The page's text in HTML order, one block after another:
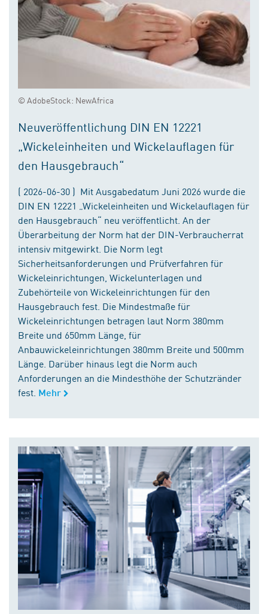
© AdobeStock: NewAfrica
Neuveröffentlichung DIN EN 12221
„Wickeleinheiten und Wickelauflagen für
den Hausgebrauch“
( 2026-06-30 ) Mit Ausgabedatum Juni 2026 wurde die
DIN EN 12221 „Wickeleinheiten und Wickelauflagen für
den Hausgebrauch“ neu veröffentlicht. An der
Überarbeitung der Norm hat der DIN-Verbraucherrat
intensiv mitgewirkt. Die Norm legt
Sicherheitsanforderungen und Prüfverfahren für
Wickeleinrichtungen, Wickelunterlagen und
Zubehörteile von Wickeleinrichtungen für den
Hausgebrauch fest. Die Mindestmaße für
Wickeleinrichtungen betragen laut Norm 380mm
Breite und 650mm Länge, für
Anbauwickeleinrichtungen 380mm Breite und 500mm
Länge. Darüber hinaus legt die Norm auch
Anforderungen an die Mindesthöhe der Schutzränder
fest. Mehr